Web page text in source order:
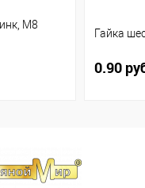
М8
Гайка
0.90